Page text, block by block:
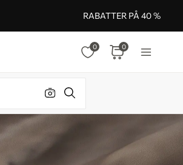
RABATTER PÅ 40 %
0 0